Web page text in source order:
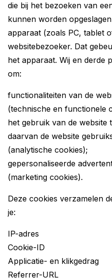
die bij het bezoeken van
kunnen worden
apparaat (zoals PC, tablet
websitebezoeker. Dat
het apparaat. Wij en derde
om:
functionaliteiten van de
(technische en functionele
het gebruik van de website
daarvan de website
(analytische cookies);
gepersonaliseerde
(marketing cookies).
Deze cookies verzamelen
je:
IP-adres
Cookie-ID
Applicatie- en klikgedrag
Referrer-URL